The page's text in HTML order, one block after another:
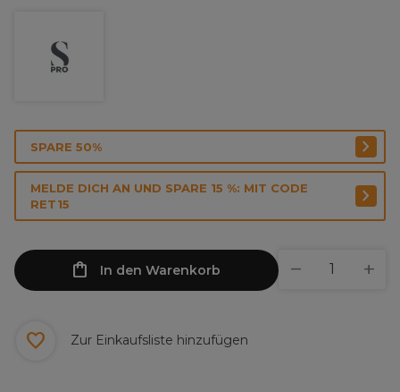
SPARE 50%
MELDE DICH AN UND SPARE 15 %: MIT CODE
RET15
In den Warenkorb
Zur Einkaufsliste hinzufügen